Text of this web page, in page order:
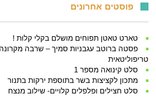
פוסטים אחרונים
טארט טאטן תפוחים מושלם בקלי קלות !
פסטה ברוטב עגבניות סמיך – שרבה
טריפוליטאית
סלט קינואה מספר 1
מתכון לקציצות בשר בתוספת ירקות בתנור
סלט חצילים ופלפלים קלויים- שילוב מנצח